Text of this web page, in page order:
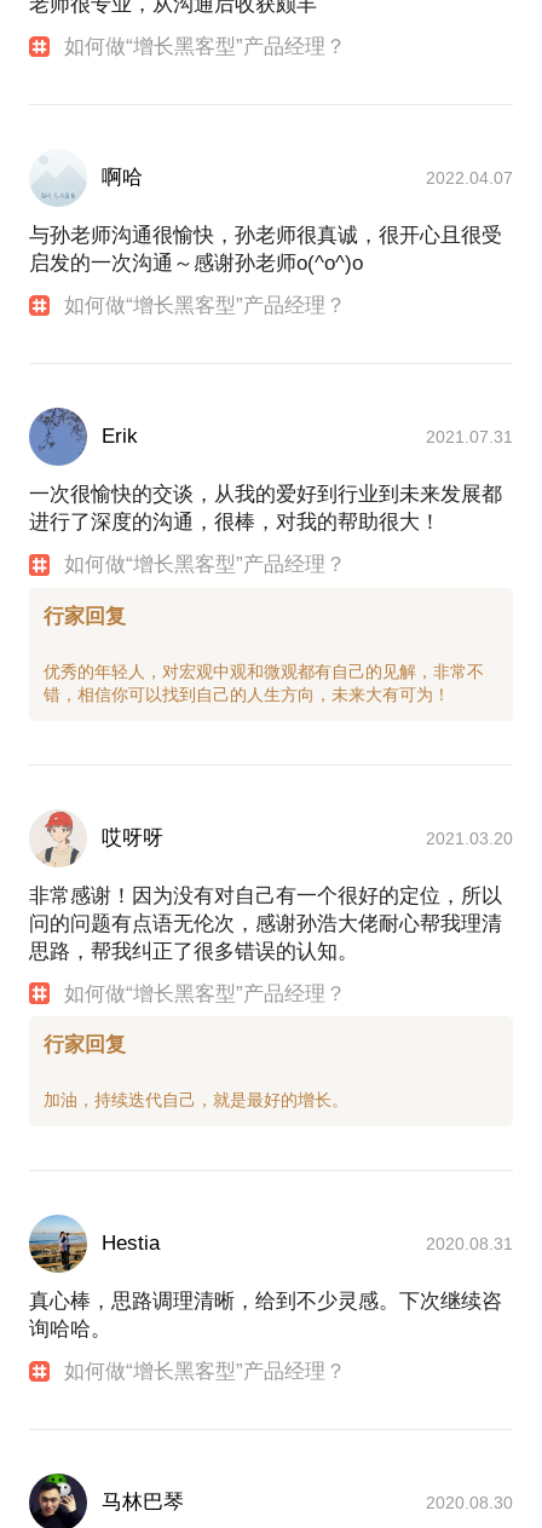
如何做“增长黑客型”产品经理？
啊哈 2022.04.07
与孙老师沟通很愉快，孙老师很真诚，很开心且很受
启发的一次沟通～感谢孙老师o(^o^)o
如何做“增长黑客型”产品经理？
Erik 2021.07.31
一次很愉快的交谈，从我的爱好到行业到未来发展都
进行了深度的沟通，很棒，对我的帮助很大！
如何做“增长黑客型”产品经理？
行家回复
优秀的年轻人，对宏观中观和微观都有自己的见解，非常不
哎呀呀 2021.03.20
非常感谢！因为没有对自己有一个很好的定位，所以
问的问题有点语无伦次，感谢孙浩大佬耐心帮我理清
思路，帮我纠正了很多错误的认知。
如何做“增长黑客型”产品经理？
行家回复
Hestia 2020.08.31
真心棒，思路调理清晰，给到不少灵感。下次继续咨
询哈哈。
如何做“增长黑客型”产品经理？
马林巴琴 2020.08.30